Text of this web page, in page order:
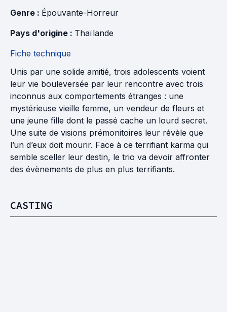
Genre : Épouvante-Horreur
Pays d'origine : Thaïlande
Fiche technique
Unis par une solide amitié, trois adolescents voient
leur vie bouleversée par leur rencontre avec trois
inconnus aux comportements étranges : une
mystérieuse vieille femme, un vendeur de fleurs et
une jeune fille dont le passé cache un lourd secret.
Une suite de visions prémonitoires leur révèle que
l’un d’eux doit mourir. Face à ce terrifiant karma qui
semble sceller leur destin, le trio va devoir affronter
des évènements de plus en plus terrifiants.
CASTING